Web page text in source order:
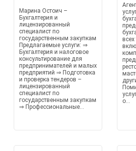
Марина Остоич –
Бухгалтерия и
лицензированный
специалист по
государственным закупкам
Предлагаемые услуги: ⇒
Бухгалтерия и налоговое
консультирование для
предпринимателей и малых
предприятий ⇒ Подготовка
и проверка тендеров –
лицензированный
специалист по
государственным закупкам
⇒ Профессиональные...
о...